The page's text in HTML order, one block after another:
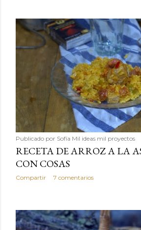
Publicado por Sofía Mil ideas mil proyectos
RECETA DE ARROZ A LA
CON COSAS
Compartir 7 comentarios